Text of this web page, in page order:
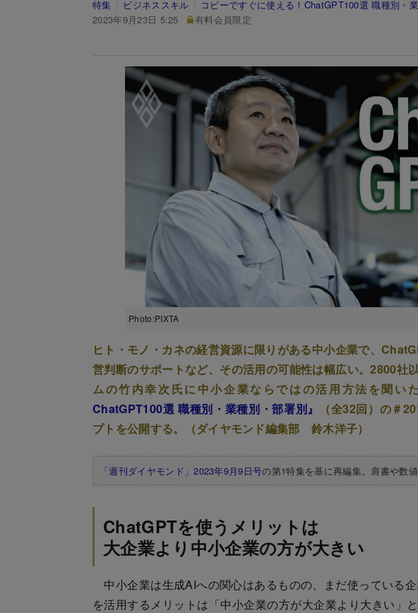
特集 ビジネススキル
コピーですぐに使える！ChatGPT100選 職種別・
2023年9月23日 5:25
有料会員限定
Photo:PIXTA
ヒト・モノ・カネの経営資源に限りがある中小企業で、
営判断のサポートなど、その活用の可能性は幅広い。2800社
ムの竹内幸次氏に中小企業ならではの活用方法を聞い
ChatGPT100選 職種別・業種別・部署別』
（全32回）の＃
プトを公開する。（ダイヤモンド編集部 鈴木洋子）
「週刊ダイヤモンド」2023年9月9日号の第1特集を基に再編集。肩書や数
ChatGPTを使うメリットは
大企業より中小企業の方が大きい
中小企業は生成AIへの関心はあるものの、まだ使っている
を活用するメリットは「中小企業の方が大企業より大きい」